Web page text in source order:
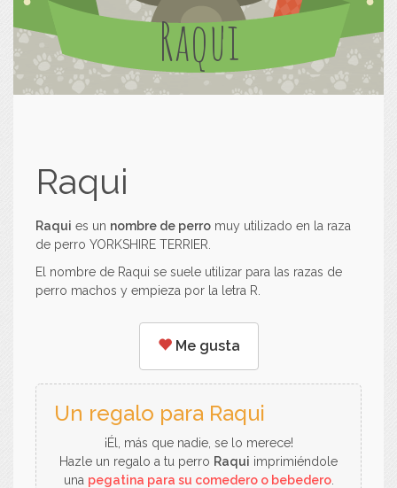
Raqui
Raqui
Raqui es un nombre de perro muy utilizado en la raza
de perro YORKSHIRE TERRIER.
El nombre de Raqui se suele utilizar para las razas de
perro machos y empieza por la letra R.
Me gusta
Un regalo para Raqui
¡Él, más que nadie, se lo merece!
Hazle un regalo a tu perro Raqui imprimiéndole
una pegatina para su comedero o bebedero.